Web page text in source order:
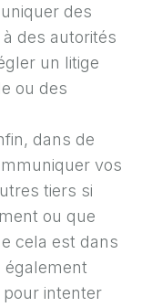
des
des autorités
un litige
ou des
dans de
vos
tiers si
ou que
cela est dans
également
intenter